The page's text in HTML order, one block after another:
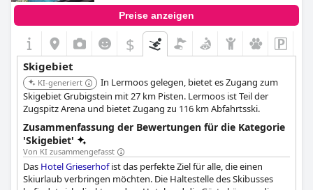
Preise anzeigen
$
Skigebiet
KI-generiert
In Lermoos gelegen, bietet es Zugang zum
Skigebiet Grubigstein mit 27 km Pisten. Lermoos ist Teil der
Zugspitz Arena und bietet Zugang zu 116 km Abfahrtsski.
Zusammenfassung der Bewertungen für die Kategorie
'Skigebiet'
Von KI zusammengefasst
Das Hotel Grieserhofist das perfekte Ziel für alle, die einen
Skiurlaub verbringen möchten. Die Haltestelle des Skibusses